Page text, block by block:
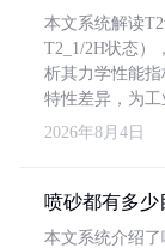
本文系统解读
T2_1/2H状态）
析其力学性能
特性差异，为工
2026年8月4日
喷砂都有多少
本文系统介绍